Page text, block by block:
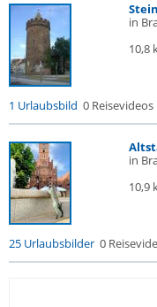
in
10,8
1 Urlaubsbild 0 Reisevideos
in
10,9
25 Urlaubsbilder 0